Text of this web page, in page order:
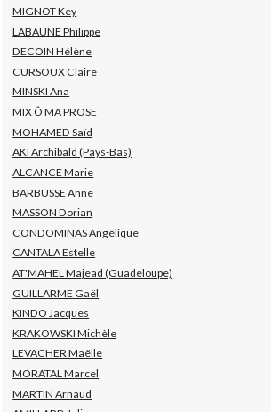
MIGNOT Key
LABAUNE Philippe
DECOIN Hélène
CURSOUX Claire
MINSKI Ana
MIX Ô MA PROSE
MOHAMED Saïd
AKI Archibald (Pays-Bas)
ALCANCE Marie
BARBUSSE Anne
MASSON Dorian
CONDOMINAS Angélique
CANTALA Estelle
AT'MAHEL Majead (Guadeloupe)
GUILLARME Gaël
KINDO Jacques
KRAKOWSKI Michèle
LEVACHER Maëlle
MORATAL Marcel
MARTIN Arnaud